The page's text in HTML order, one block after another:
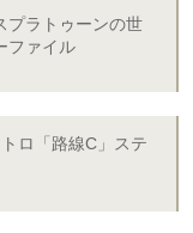
プラトゥーンの世
ファイル
ロ「路線C」ステ